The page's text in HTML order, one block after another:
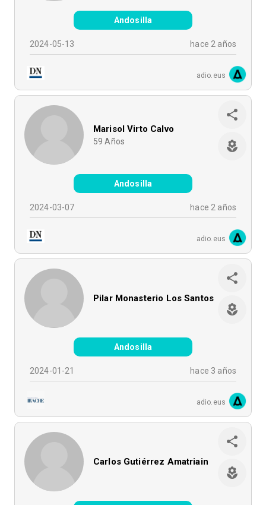
Andosilla
2024-05-13 hace 2 años
adio.eus
Marisol Virto Calvo
59 Años
Andosilla
2024-03-07 hace 2 años
adio.eus
Pilar Monasterio Los Santos
Andosilla
2024-01-21 hace 3 años
adio.eus
Carlos Gutiérrez Amatriain